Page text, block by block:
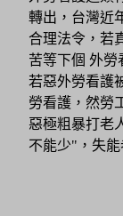
轉出，台灣近
合理法令，若
苦等下個 外勞
若惡外勞看護
勞看護，然勞
惡極粗暴打老
不能少"，失